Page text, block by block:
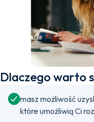
Dlaczego warto
masz możliwość
które umożliwią Ci